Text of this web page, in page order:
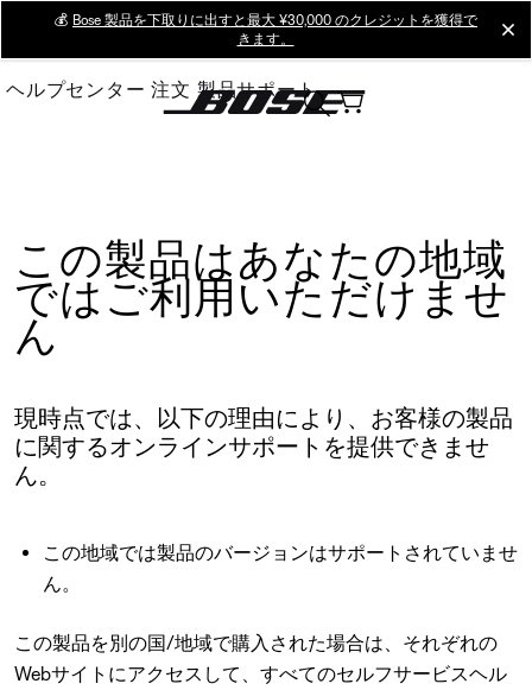
Main
💰 Bose 製品を下取りに出すと最大 ¥30,000 のクレジットを獲得で
きます。
ヘルプセンター 注文 製品サポート
この製品はあなたの地域
ではご利用いただけませ
ん
現時点では、以下の理由により、お客様の製品
に関するオンラインサポートを提供できませ
ん。
この地域では製品のバージョンはサポートされていませ
ん。
この製品を別の国/地域で購入された場合は、それぞれの
Webサイトにアクセスして、すべてのセルフサービスヘル